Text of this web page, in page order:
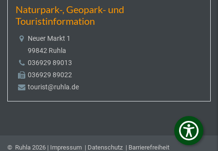
Naturpark-, Geopark- und
Touristinformation
Neuer Markt 1
99842 Ruhla
036929 89013
036929 89022
tourist@ruhla.de
© Ruhla 2026 | Impressum | Datenschutz | Barrierefreiheit